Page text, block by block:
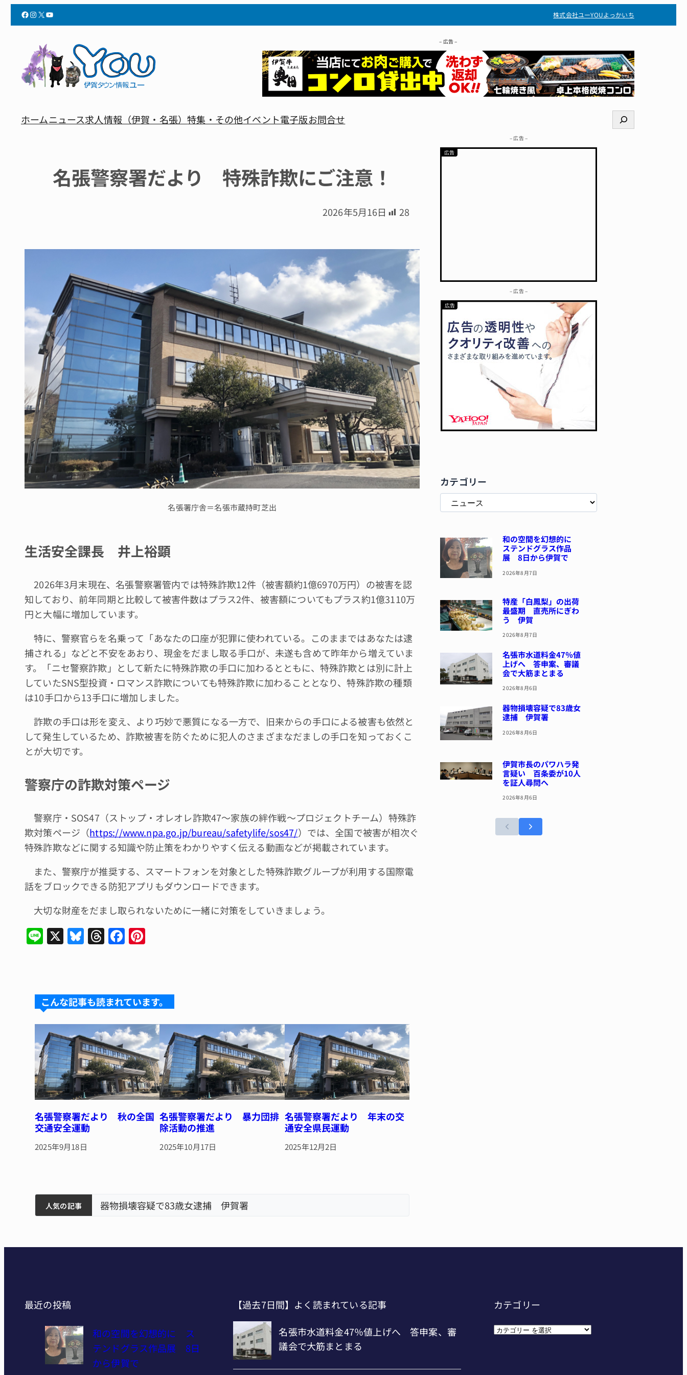
Facebook InstagramX YouTube 株式会社ユーYOUよっかいち
– 広告 –
ホームニュース求人情報（伊賀・名張）特集・その他イベント電子版お問合せ
検
索
名張警察署だより 特殊詐欺にご注意！
2026年5月16日 28
名張署庁舎＝名張市蔵持町芝出
生活安全課長 井上裕顕
2026年3月末現在、名張警察署管内では特殊詐欺12件（被害額約1億6970万円）の被害を認
知しており、前年同期と比較して被害件数はプラス2件、被害額についてもプラス約1億3110万
円と大幅に増加しています。
特に、警察官らを名乗って「あなたの口座が犯罪に使われている。このままではあなたは逮
捕される」などと不安をあおり、現金をだまし取る手口が、未遂も含めて昨年から増えていま
す。「ニセ警察詐欺」として新たに特殊詐欺の手口に加わるとともに、特殊詐欺とは別に計上
していたSNS型投資・ロマンス詐欺についても特殊詐欺に加わることとなり、特殊詐欺の種類
は10手口から13手口に増加しました。
詐欺の手口は形を変え、より巧妙で悪質になる一方で、旧来からの手口による被害も依然と
して発生しているため、詐欺被害を防ぐために犯人のさまざまなだましの手口を知っておくこ
とが大切です。
警察庁の詐欺対策ページ
警察庁・SOS47（ストップ・オレオレ詐欺47～家族の絆作戦～プロジェクトチーム）特殊詐
欺対策ページ（https://www.npa.go.jp/bureau/safetylife/sos47/）では、全国で被害が相次ぐ
特殊詐欺などに関する知識や防止策をわかりやすく伝える動画などが掲載されています。
また、警察庁が推奨する、スマートフォンを対象とした特殊詐欺グループが利用する国際電
話をブロックできる防犯アプリもダウンロードできます。
大切な財産をだまし取られないために一緒に対策をしていきましょう。
Li
n
X Bl
u
k
y
T
hr
d
s
F
a
b
o
o
k
st
こんな記事も読まれています。
名張警察署だより 秋の全国
交通安全運動
2025年9月18日
名張警察署だより 暴力団排
除活動の推進
2025年10月17日
名張警察署だより 年末の交
通安全県民運動
2025年12月2日
人気の記事
ィアで清掃 伊賀
3回目の派遣 器物損壊容疑で83歳女逮捕 伊賀署
– 広告 –
– 広告 –
カテゴリー
和の空間を幻想的に
ステンドグラス作品
展 8日から伊賀で
2026年8月7日
特産「白鳳梨」の出荷
最盛期 直売所にぎわ
う 伊賀
2026年8月7日
名張市水道料金47％値
上げへ 答申案、審議
会で大筋まとまる
2026年8月6日
器物損壊容疑で83歳女
逮捕 伊賀署
2026年8月6日
伊賀市長のパワハラ発
言疑い 百条委が10人
を証人尋問へ
2026年8月6日
最近の投稿
和の空間を幻想的に ス
テンドグラス作品展 8日
から伊賀で
【過去7日間】よく読まれている記事
カテゴリー
カ